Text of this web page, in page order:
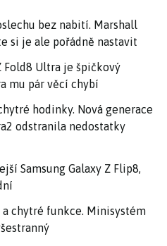
bez nabití. Marshall
si je ale pořádně nastavit
Fold8 Ultra je špičkový
mu pár věcí chybí
hodinky. Nová generace
odstranila nedostatky
Samsung Galaxy Z Flip8,
a chytré funkce. Minisystém